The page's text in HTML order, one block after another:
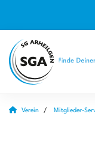
Verein Mitglieder-